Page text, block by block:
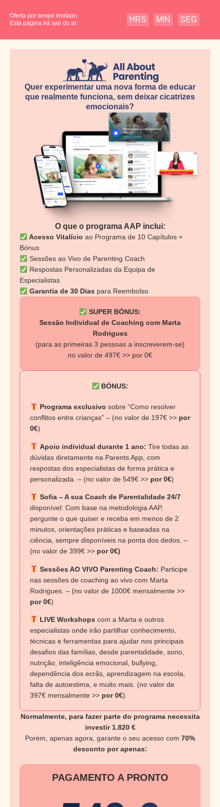
Oferta por tempo limitado.
Esta página irá sair do ar.
HRS MIN SEG
Quer experimentar uma nova forma de educar
que realmente funciona, sem deixar cicatrizes
emocionais?
O que o programa AAP inclui:
Acesso Vitalício ao Programa de 10 Capítulos +
Bónus
Sessões ao Vivo de Parenting Coach
Respostas Personalizadas da Equipa de
Especialistas
Garantia de 30 Dias para Reembolso
SUPER BÓNUS:
Sessão Individual de Coaching com Marta
Rodrigues
(para as primeiras 3 pessoas a inscreverem-se)
no valor de 497€ >> por 0€
BÓNUS:
Programa exclusivo sobre “Como resolver
conflitos entre crianças” – (no valor de 197€ >> por
0€)
Apoio individual durante 1 ano: Tire todas as
dúvidas diretamente na Parents App, com
respostas dos especialistas de forma prática e
personalizada. – (no valor de 549€ >> por 0€)
Sofia – A sua Coach de Parentalidade 24/7
disponível: Com base na metodologia AAP,
pergunte o que quiser e receba em menos de 2
minutos, orientações práticas e baseadas na
ciência, sempre disponíveis na ponta dos dedos. –
(no valor de 399€ >> por 0€)
Sessões AO VIVO Parenting Coach: Participe
nas sessões de coaching ao vivo com Marta
Rodrigues. – (no valor de 1000€ mensalmente >>
por 0€)
LIVE Workshops com a Marta e outros
especialistas onde irão partilhar conhecimento,
técnicas e ferramentas para ajudar nos principais
desafios das famílias, desde parentalidade, sono,
nutrição, inteligência emocional, bullying,
dependência dos ecrãs, aprendizagem na escola,
falta de autoestima, e muito mais. (no valor de
397€ mensalmente >> por 0€)
Normalmente, para fazer parte do programa necessita
investir 1.820 €
Porém, apenas agora, garante o seu acesso com 70%
desconto por apenas:
PAGAMENTO A PRONTO